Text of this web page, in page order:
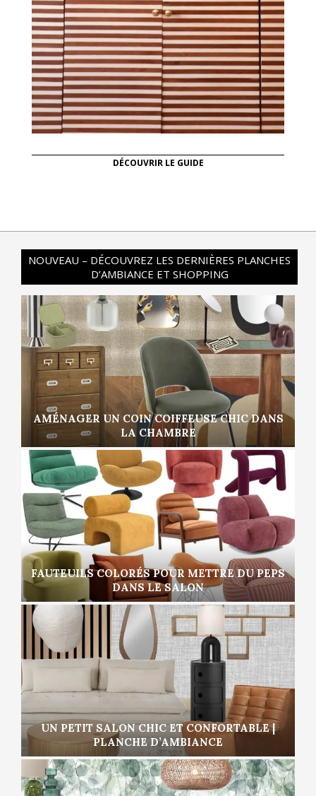
DÉCOUVRIR LE GUIDE
NOUVEAU – DÉCOUVREZ LES DERNIÈRES PLANCHES
D’AMBIANCE ET SHOPPING
AMÉNAGER UN COIN COIFFEUSE CHIC DANS
LA CHAMBRE
FAUTEUILS COLORÉS POUR METTRE DU PEPS
DANS LE SALON
UN PETIT SALON CHIC ET CONFORTABLE |
PLANCHE D’AMBIANCE